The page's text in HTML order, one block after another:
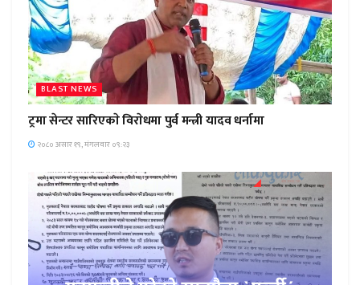
BLAST NEWS
ट्रमा सेन्टर सारिएकाे विराेधमा पुर्व मन्त्री यादव धर्नामा
२०८० असार १९, मंगलवार ०९:२३